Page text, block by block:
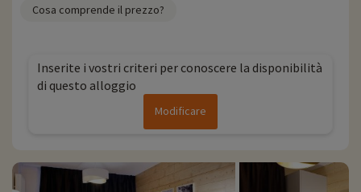
Cosa comprende il prezzo?
Inserite i vostri criteri per conoscere la disponibilità
di questo alloggio
Modificare